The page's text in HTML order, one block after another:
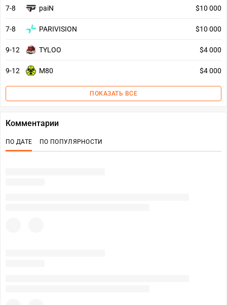
7-8 paiN $10 000
7-8 PARIVISION $10 000
9-12 TYLOO $4 000
9-12 M80 $4 000
ПОКАЗАТЬ ВСЕ
Комментарии
ПО ДАТЕ ПО ПОПУЛЯРНОСТИ